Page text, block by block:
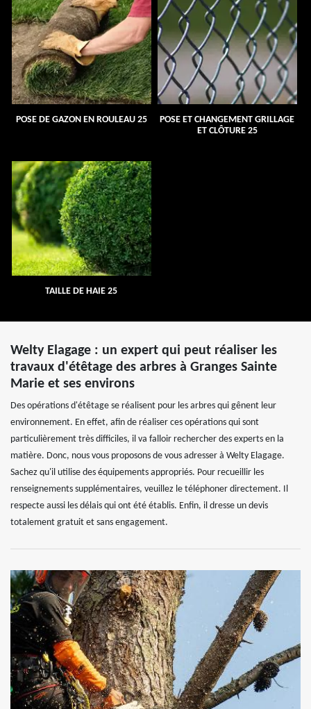
POSE DE GAZON EN ROULEAU 25
POSE ET CHANGEMENT GRILLAGE
ET CLÔTURE 25
TAILLE DE HAIE 25
Welty Elagage : un expert qui peut réaliser les
travaux d'étêtage des arbres à Granges Sainte
Marie et ses environs
Des opérations d'étêtage se réalisent pour les arbres qui gênent leur
environnement. En effet, afin de réaliser ces opérations qui sont
particulièrement très difficiles, il va falloir rechercher des experts en la
matière. Donc, nous vous proposons de vous adresser à Welty Elagage.
Sachez qu'il utilise des équipements appropriés. Pour recueillir les
renseignements supplémentaires, veuillez le téléphoner directement. Il
respecte aussi les délais qui ont été établis. Enfin, il dresse un devis
totalement gratuit et sans engagement.